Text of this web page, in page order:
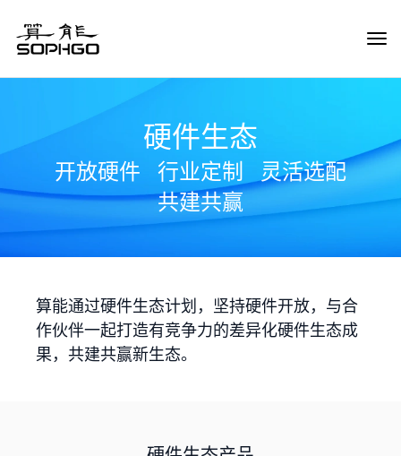
硬件生态
开放硬件 行业定制
灵活选配
共建共赢
算能通过硬件生态计划，坚持硬件开放，与合
作伙伴一起打造有竞争力的差异化硬件生态成
果，共建共赢新生态。